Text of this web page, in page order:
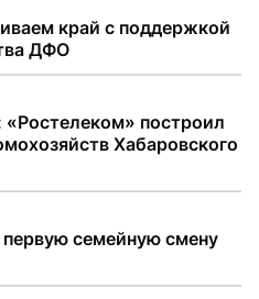
край с поддержкой
ДФО
построил
Хабаровского
семейную смену